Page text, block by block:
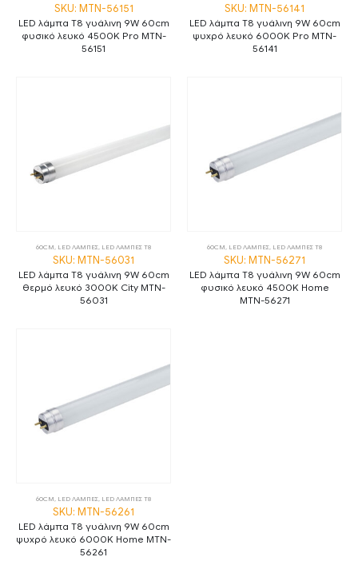
SKU: MTN-56151
LED λάμπα T8 γυάλινη 9W 60cm
φυσικό λευκό 4500K Pro MTN-
56151
SKU: MTN-56141
LED λάμπα T8 γυάλινη 9W 60cm
ψυχρό λευκό 6000K Pro MTN-
56141
60CM LED ΛΑΜΠΕΣ LED ΛΑΜΠΕΣ Τ8
SKU: MTN-56031
LED λάμπα T8 γυάλινη 9W 60cm
θερμό λευκό 3000K City MTN-
56031
60CM LED ΛΑΜΠΕΣ LED ΛΑΜΠΕΣ Τ8
SKU: MTN-56271
LED λάμπα T8 γυάλινη 9W 60cm
φυσικό λευκό 4500K Home
MTN-56271
60CM LED ΛΑΜΠΕΣ LED ΛΑΜΠΕΣ Τ8
SKU: MTN-56261
LED λάμπα T8 γυάλινη 9W 60cm
ψυχρό λευκό 6000K Home MTN-
56261